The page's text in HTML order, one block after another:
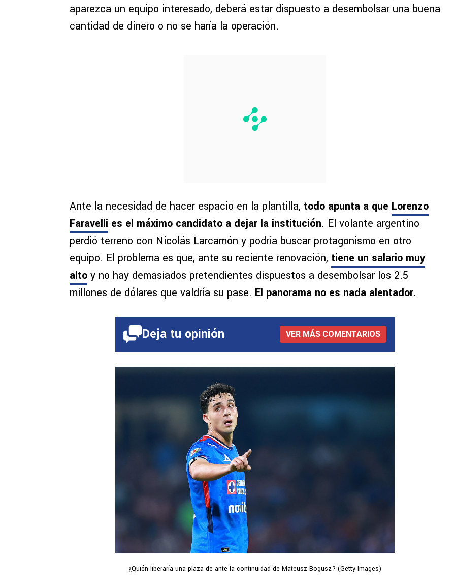
aparezca un equipo interesado, deberá estar dispuesto a desembolsar una buena
cantidad de dinero o no se haría la operación.
Ante la necesidad de hacer espacio en la plantilla, todo apunta a que Lorenzo
Faravelli es el máximo candidato a dejar la institución. El volante argentino
perdió terreno con Nicolás Larcamón y podría buscar protagonismo en otro
equipo. El problema es que, ante su reciente renovación, tiene un salario muy
alto y no hay demasiados pretendientes dispuestos a desembolsar los 2.5
millones de dólares que valdría su pase. El panorama no es nada alentador.
Deja tu opinión VER MÁS COMENTARIOS
¿Quién liberaría una plaza de ante la continuidad de Mateusz Bogusz? (Getty Images)